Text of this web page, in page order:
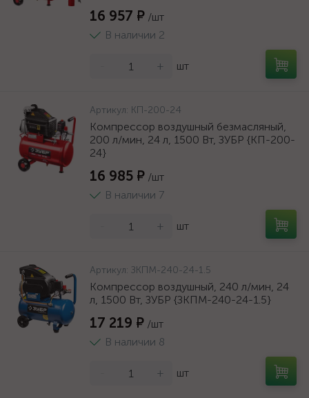
16 957 ₽ /шт
В наличии 2
+ шт
Артикул: КП-200-24
Компрессор воздушный безмасляный,
200 л/мин, 24 л, 1500 Вт, ЗУБР {КП-200-
24}
16 985 ₽ /шт
В наличии 7
+ шт
Артикул: ЗКПМ-240-24-1.5
Компрессор воздушный, 240 л/мин, 24
л, 1500 Вт, ЗУБР {ЗКПМ-240-24-1.5}
17 219 ₽ /шт
В наличии 8
+ шт